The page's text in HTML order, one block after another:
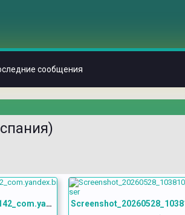
Screenshot_20260528_104142_com.yandex.browser
сообщения